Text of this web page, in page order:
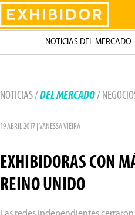
Exhibidor
NOTICIAS DEL MERCADO
NOTICIAS / DEL MERCADO/
19 ABRIL 2017 | VANESSA VIEIRA
EXHIBIDORAS CON
REINO UNIDO